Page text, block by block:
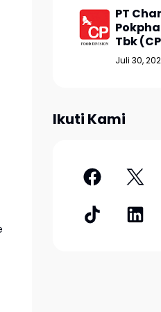
PT
Tbk
Juli 30,
Ikuti Kami